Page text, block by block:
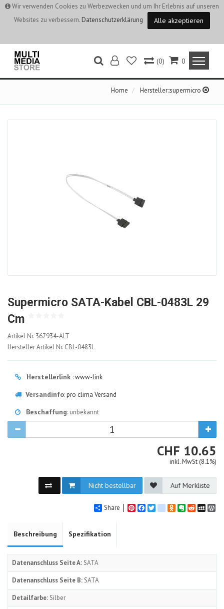
Wir verwenden Cookies zu Werbezwecken und um Ihr Erlebnis auf unseren
Websites zu verbessern. Datenschutzerklärung Alle akzeptieren
0
(0)
Home Hersteller::supermicro
Supermicro SATA-Kabel CBL-0483L 29
Cm
367934-
ALT
Artikel Nr. 367934-ALT
Hersteller Artikel Nr. CBL-0483L
Herstellerlink :www-link
Versandinfo:pro clima Versand
Beschaffung: unbekannt
CHF CHF
10.65
inkl. MwSt (8.1%)
Nicht bestellbar Auf Merkliste
Share PinterestFacebook
Twittergoogle_bookmarks
Odnoklassniki
Evernote
Reddit
Beschreibung Spezifikation
Datenanschluss Seite A: SATA
Datenanschluss Seite B:SATA
Detailfarbe: Silber